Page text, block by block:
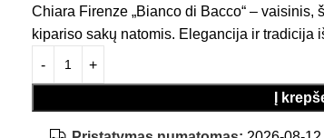
Chiara Firenze „Bianco di Bacco“ –
kipariso sakų natomis. Elegancija ir tradicija
Į